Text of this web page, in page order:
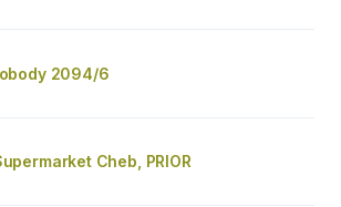
2094/6
Cheb, PRIOR